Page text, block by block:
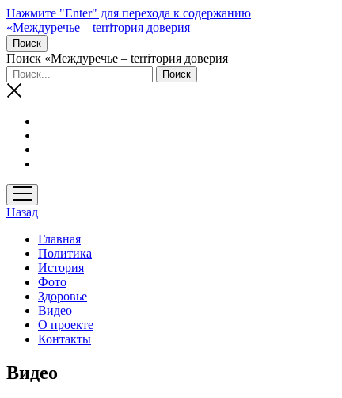
Нажмите "Enter" для перехода к содержанию
«Междуречье – terriтория доверия
Поиск
Поиск «Междуречье – terriтория доверия
открыть
меню
Назад
Главная
Политика
История
Фото
Здоровье
Видео
О проекте
Контакты
Видео